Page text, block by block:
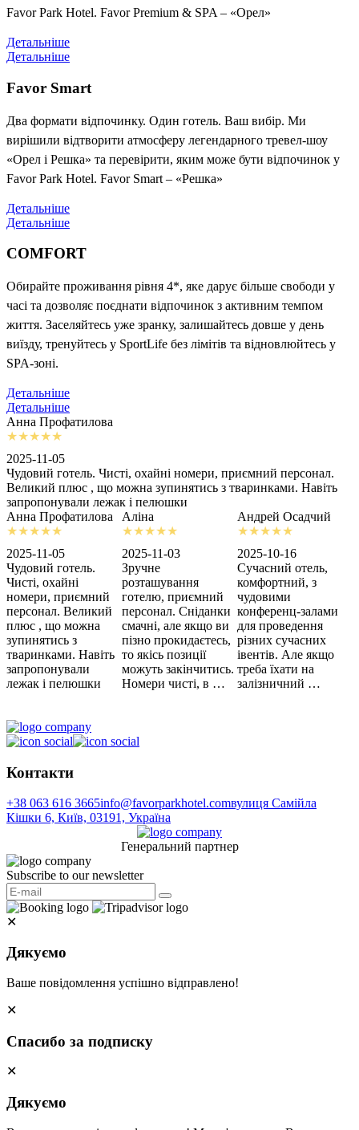
Favor Park Hotel. Favor Premium & SPA – «Орел»
Детальніше
Детальніше
Favor Smart
Два формати відпочинку. Один готель. Ваш вибір. Ми
вирішили відтворити атмосферу легендарного тревел-шоу
«Орел і Решка» та перевірити, яким може бути відпочинок у
Favor Park Hotel. Favor Smart – «Решка»
Детальніше
Детальніше
COMFORT
Обирайте проживання рівня 4*, яке дарує більше свободи у
часі та дозволяє поєднати відпочинок з активним темпом
життя. Заселяйтесь уже зранку, залишайтесь довше у день
виїзду, тренуйтесь у SportLife без лімітів та відновлюйтесь у
SPA-зоні.
Детальніше
Детальніше
Анна Профатилова
2025-11-05
Чудовий готель. Чисті, охайні номери, приємний персонал.
Великий плюс , що можна зупинятись з тваринками. Навіть
запропонували лежак і пелюшки
Анна Профатилова
2025-11-05
Чудовий готель.
Чисті, охайні
номери, приємний
персонал. Великий
плюс , що можна
зупинятись з
тваринками. Навіть
запропонували
лежак і пелюшки
Аліна
2025-11-03
Зручне
розташування
готелю, приємний
персонал. Сніданки
смачні, але якщо ви
пізно прокидаєтесь,
то якісь позиції
можуть закінчитись.
Номери чисті, в …
Андрей Осадчий
2025-10-16
Сучасний отель,
комфортний, з
чудовими
конференц-залами
для проведення
різних сучасних
івентів. Але якщо
треба їхати на
залізничний …
Контакти
+38 063 616 3665info@favorparkhotel.comвулиця Самійла
Кішки 6, Київ, 03191, Україна
Генеральний партнер
Subscribe to our newsletter
✕
Дякуємо
Ваше повідомлення успішно відправлено!
✕
Спасибо за подписку
✕
Дякуємо